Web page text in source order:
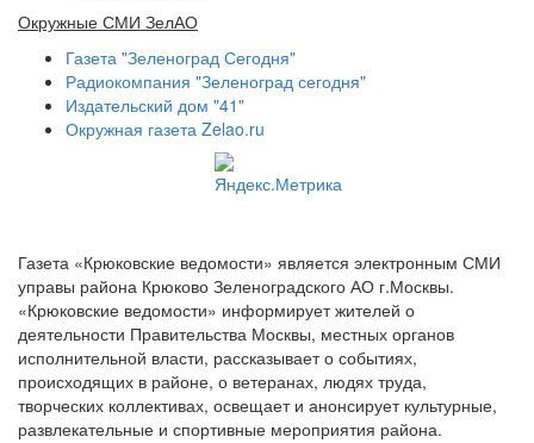
Окружные СМИ ЗелАО
Газета "Зеленоград Сегодня"
Радиокомпания "Зеленоград сегодня"
Издательский дом "41"
Окружная газета Zelao.ru
Газета «Крюковские ведомости» является электронным СМИ
управы района Крюково Зеленоградского АО г.Москвы.
«Крюковские ведомости» информирует жителей о
деятельности Правительства Москвы, местных органов
исполнительной власти, рассказывает о событиях,
происходящих в районе, о ветеранах, людях труда,
творческих коллективах, освещает и анонсирует культурные,
развлекательные и спортивные мероприятия района.